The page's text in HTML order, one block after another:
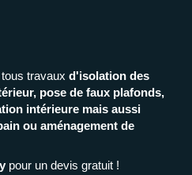
travaux d'isolation des
pose de faux plafonds,
intérieure mais aussi
ou aménagement de
pour un devis gratuit !